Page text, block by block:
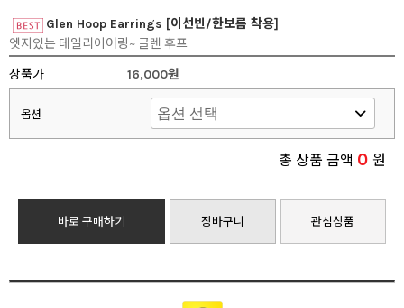
Glen Hoop Earrings [이선빈/한보름 착용]
엣지있는 데일리이어링~ 글렌 후프
상품가
16,000원
옵션
총 상품 금액 0 원
바로 구매하기 장바구니 관심상품